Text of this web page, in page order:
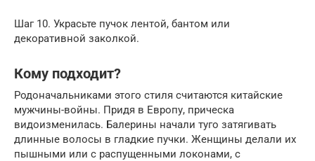
Шаг 10. Украсьте пучок лентой, бантом или
декоративной заколкой.
Кому подходит?
Родоначальниками этого стиля считаются китайские
мужчины-войны. Придя в Европу, прическа
видоизменилась. Балерины начали туго затягивать
длинные волосы в гладкие пучки. Женщины делали их
пышными или с распущенными локонами, с